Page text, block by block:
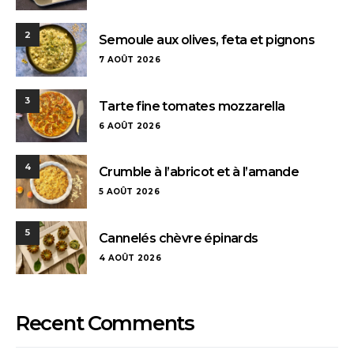
2 Semoule aux olives, feta et pignons
7 AOÛT 2026
3 Tarte fine tomates mozzarella
6 AOÛT 2026
4 Crumble à l’abricot et à l’amande
5 AOÛT 2026
5 Cannelés chèvre épinards
4 AOÛT 2026
Recent Comments